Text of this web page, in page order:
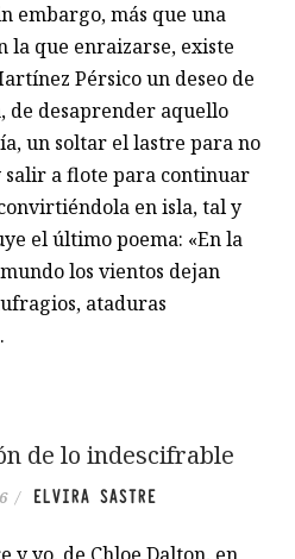
embargo, más que una
la que enraizarse, existe
Pérsico un deseo de
de desaprender aquello
un soltar el lastre para no
a flote para continuar
en isla, tal y
el último poema: «En la
los vientos dejan
ataduras
de lo indescifrable
/ ELVIRA SASTRE